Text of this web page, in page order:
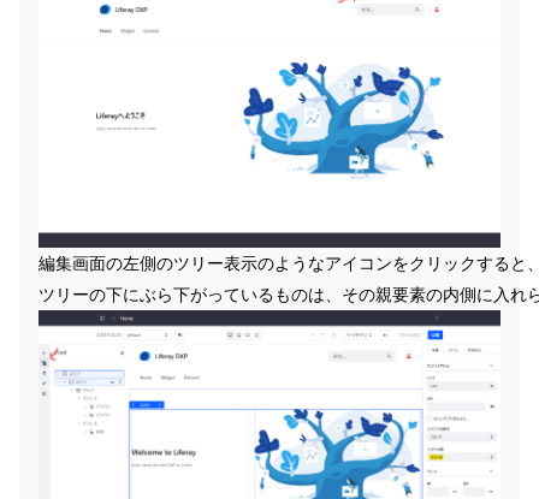
編集画面の左側のツリー表示のようなアイコンをクリックする
ツリーの下にぶら下がっているものは、その親要素の内側に入れ